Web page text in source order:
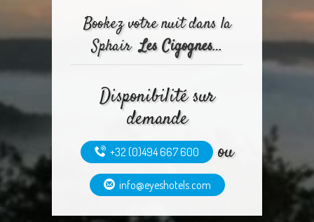
Bookez votre nuit dans la
SphairLes Cigognes…
Disponibilité sur
demande
+32 (0)494 667 600 ou
info@eyeshotels.com